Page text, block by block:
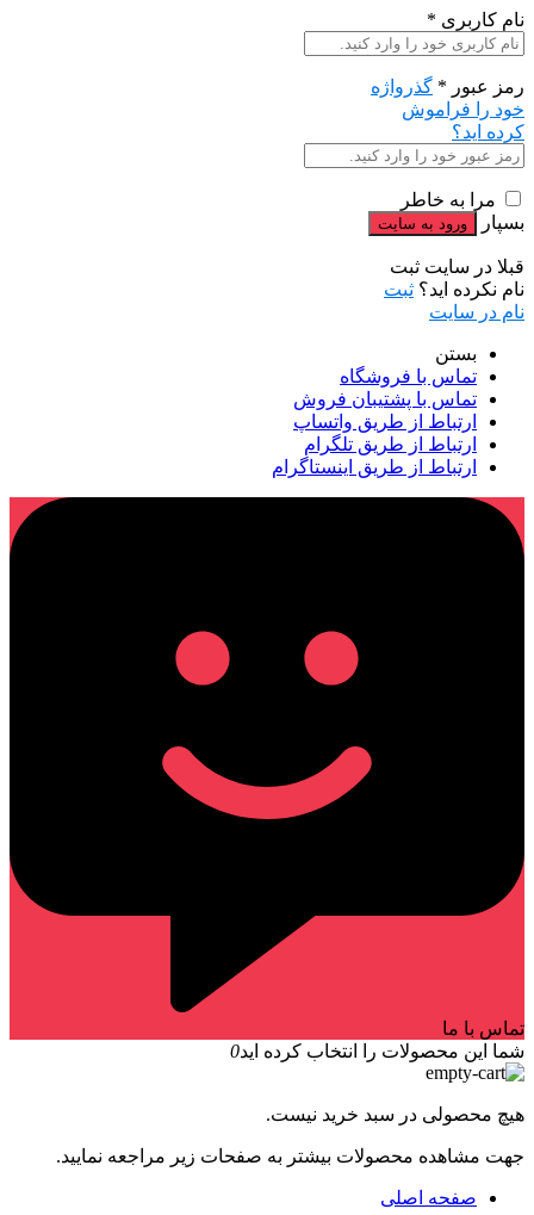
نام کاربری *
رمز عبور * گذرواژه
خود را فراموش
کرده اید؟
مرا به خاطر
بسپار
قبلا در سایت ثبت
نام نکرده اید؟ ثبت
نام در سایت
بستن
تماس با فروشگاه
تماس با پشتیبان فروش
ارتباط از طریق واتساپ
ارتباط از طریق تلگرام
ارتباط از طریق اینستاگرام
تماس با ما
شما این محصولات را انتخاب کرده اید0
هیچ محصولی در سبد خرید نیست.
جهت مشاهده محصولات بیشتر به صفحات زیر مراجعه نمایید.
صفحه اصلی